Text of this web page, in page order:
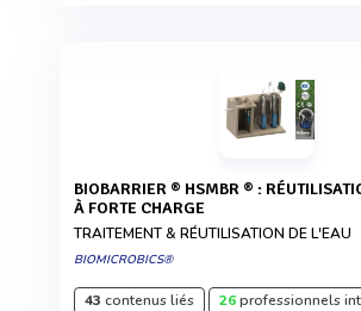
BIOBARRIER ® HSMBR ® : RÉUTILISATION DE L’EAU
À FORTE CHARGE
TRAITEMENT & RÉUTILISATION DE L'EAU
BIOMICROBICS®
43 contenus liés 26professionnels